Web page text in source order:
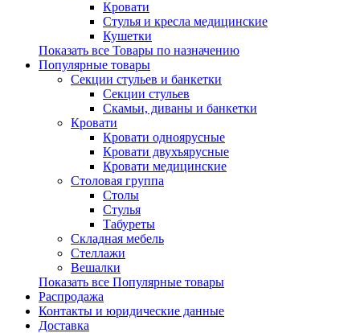
Кровати
Стулья и кресла медицинские
Кушетки
Показать все Товары по назначению
Популярные товары
Секции стульев и банкетки
Секции стульев
Скамьи, диваны и банкетки
Кровати
Кровати одноярусные
Кровати двухъярусные
Кровати медицинские
Столовая группа
Столы
Стулья
Табуреты
Складная мебель
Стеллажи
Вешалки
Показать все Популярные товары
Распродажа
Контакты и юридические данные
Доставка